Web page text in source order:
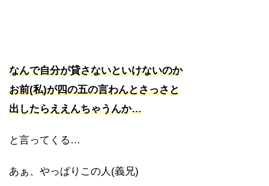
なんで自分が貸さないといけないのか
お前(私)が四の五の言わんとさっさと
出したらええんちゃうんか…
と言ってくる…
あぁ、やっぱりこの人(義兄)